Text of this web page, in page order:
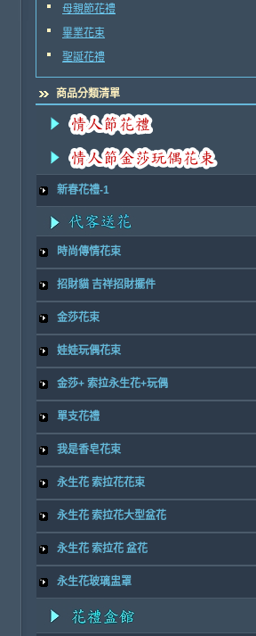
母親節花禮
畢業花束
聖誕花禮
商品分類清單
新春花禮-1
時尚傳情花束
招財貓 吉祥招財擺件
金莎花束
娃娃玩偶花束
金莎+ 索拉永生花+玩偶
單支花禮
我是香皂花束
永生花 索拉花花束
永生花 索拉花大型盆花
永生花 索拉花 盆花
永生花玻璃盅罩